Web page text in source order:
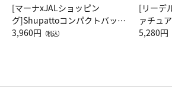
[マーナxJALショッピン
グ]Shupattoコンパクトバッグ
Drop JAL客室乗務員（LC）ス
3,960円 （税込）
[リーデ
ァチュ
ト（レッ
5,280円